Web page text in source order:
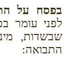
בפסח על
לפני עומר
שבשדות,
התבואה: